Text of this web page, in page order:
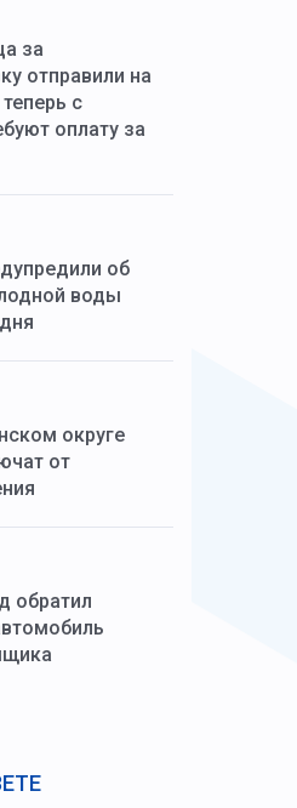
за
отправили на
с
оплату за
об
воды
округе
от
обратил